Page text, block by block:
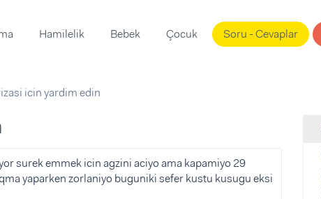
Hamilelik Bebek Çocuk Soru - Cevaplar
icin yardim edin
surek emmek icin agzini aciyo ama kapamiyo 29
yaparken zorlaniyo buguniki sefer kustu kusugu eksi